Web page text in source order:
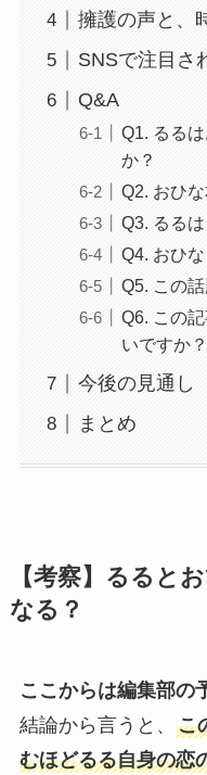
擁護の声と、
SNSで注目さ
Q&A
Q1. るる
か？
Q2. おひ
Q3. るる
Q4. おひ
Q5. この
Q6. この
いですか？
今後の見通し
まとめ
【考察】るると
なる？
ここからは編集部の
結論から言うと、 こ
むほどるる自身の恋